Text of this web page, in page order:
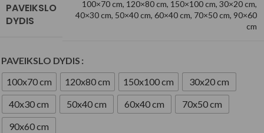
PAVEIKSLO
DYDIS
100×70 cm, 120×80 cm, 150×100 cm, 30×20 cm,
40×30 cm, 50×40 cm, 60×40 cm, 70×50 cm, 90×60
cm
PAVEIKSLO DYDIS
100x70 cm
120x80 cm 150x100 cm
30x20 cm
40x30 cm
50x40 cm 60x40 cm
70x50 cm
90x60 cm